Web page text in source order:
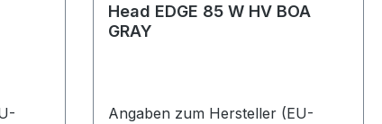
Head EDGE 85 W HV BOA
GRAY
Angaben zum Hersteller (EU-